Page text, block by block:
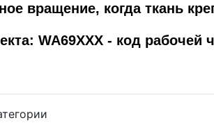
вращение, когда ткань
WA69XXX - код рабочей